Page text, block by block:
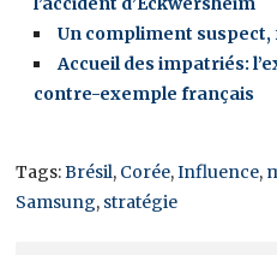
Un compliment
Accueil des impatriés:
contre-exemple français
Tags:Brésil, Corée,Influence,
Samsung, stratégie